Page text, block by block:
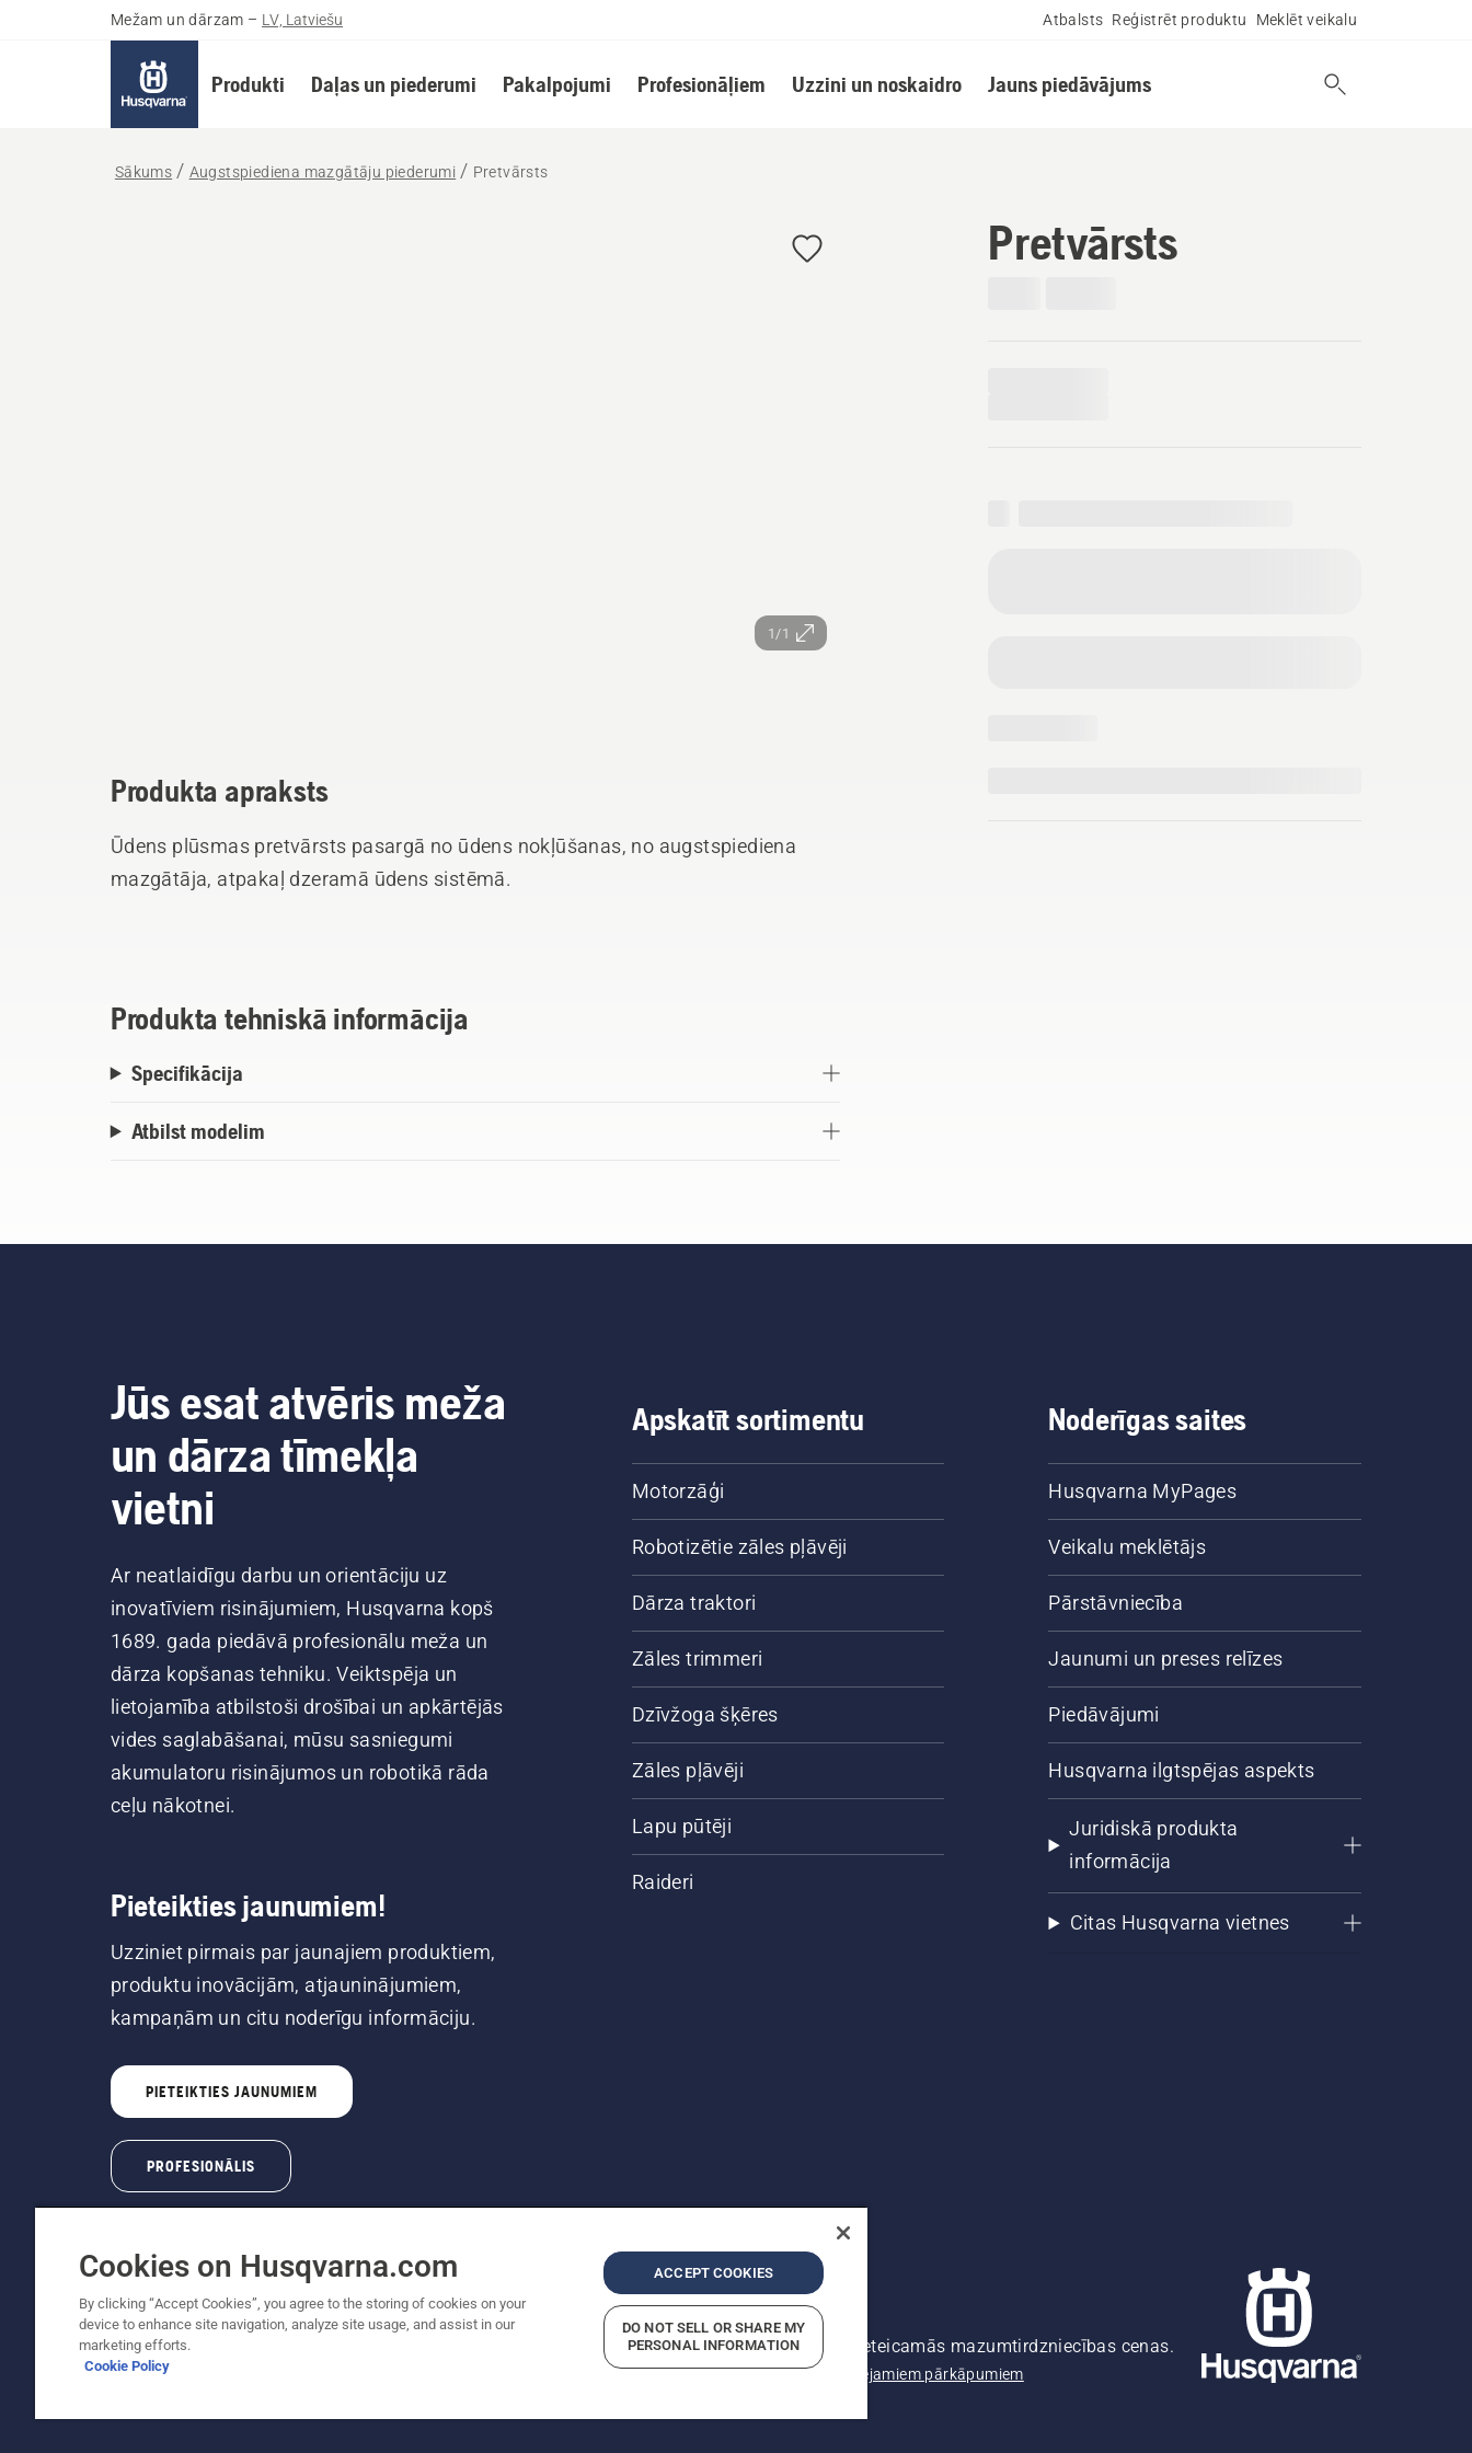
Mežam un dārzam – LV, Latviešu Atbalsts Reģistrēt produktu Meklēt veikalu
Produkti Daļas un piederumi Pakalpojumi Profesionāļiem Uzzini un noskaidro Jauns piedāvājums
Sākums Augstspiediena mazgātāju piederumi Pretvārsts
1/1
Pretvārsts
Produkta apraksts
Ūdens plūsmas pretvārsts pasargā no ūdens nokļūšanas, no augstspiediena
mazgātāja, atpakaļ dzeramā ūdens sistēmā.
Produkta tehniskā informācija
Specifikācija
Atbilst modelim
Jūs esat atvēris meža
un dārza tīmekļa
vietni
Ar neatlaidīgu darbu un orientāciju uz
inovatīviem risinājumiem, Husqvarna kopš
1689. gada piedāvā profesionālu meža un
dārza kopšanas tehniku. Veiktspēja un
lietojamība atbilstoši drošībai un apkārtējās
vides saglabāšanai, mūsu sasniegumi
akumulatoru risinājumos un robotikā rāda
ceļu nākotnei.
Pieteikties jaunumiem!
Uzziniet pirmais par jaunajiem produktiem,
produktu inovācijām, atjauninājumiem,
kampaņām un citu noderīgu informāciju.
PIETEIKTIES JAUNUMIEM
PROFESIONĀLIS
Apskatīt sortimentu
Motorzāģi
Robotizētie zāles pļāvēji
Dārza traktori
Zāles trimmeri
Dzīvžoga šķēres
Zāles pļāvēji
Lapu pūtēji
Raideri
Noderīgas saites
Husqvarna MyPages
Veikalu meklētājs
Pārstāvniecība
Jaunumi un preses relīzes
Piedāvājumi
Husqvarna ilgtspējas aspekts
Juridiskā produkta
informācija
Citas Husqvarna vietnes
Autortiesības — 2022 Husqvarna AB (publ). Visas tiesības ir aizsargātas. Norādītās cenas ir ieteicamās mazumtirdzniecības cenas.
Sīkfailu politika Paziņojums par konfidencialitāti Izdošanas ziņas Ziņojiet par iespējamiem pārkāpumiem
Cookies on Husqvarna.com
By clicking “Accept Cookies”, you agree to the storing of cookies on your
device to enhance site navigation, analyze site usage, and assist in our
marketing efforts.
Cookie Policy
ACCEPT COOKIES
DO NOT SELL OR SHARE MY
PERSONAL INFORMATION